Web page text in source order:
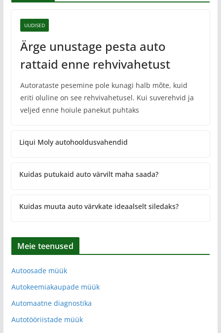
UUDISED
Ärge unustage pesta auto
rattaid enne rehvivahetust
Autorataste pesemine pole kunagi halb mõte, kuid
eriti oluline on see rehvivahetusel. Kui suverehvid ja
veljed enne hoiule panekut puhtaks
Liqui Moly autohooldusvahendid
Kuidas putukaid auto värvilt maha saada?
Kuidas muuta auto värvkate ideaalselt siledaks?
Meie teenused
Autoosade müük
Autokeemiakaupade müük
Automaatne diagnostika
Autotööriistade müük